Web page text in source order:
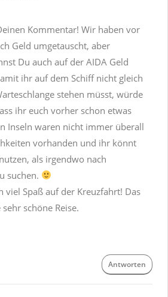
Kommentar! Wir haben vor
Geld umgetauscht, aber
Du auch auf der AIDA Geld
ihr auf dem Schiff nicht gleich
stehen müsst, würde
ihr euch vorher schon etwas
Inseln waren nicht immer überall
vorhanden und ihr könnt
als irgendwo nach
suchen.
viel Spaß auf der Kreuzfahrt! Das
schöne Reise.
Antworten